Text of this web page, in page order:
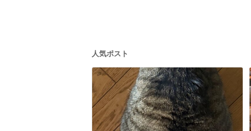
人気ポスト